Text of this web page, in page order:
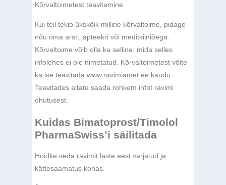
Kõrvaltoimetest teavitamine
Kui teil tekib ükskõik milline kõrvaltoime, pidage
nõu oma arsti, apteekri või meditsiiniõega.
Kõrvaltoime võib olla ka selline, mida selles
infolehes ei ole nimetatud. Kõrvaltoimetest võite
ka ise teavitada www.ravimiamet.ee kaudu.
Teavitades aitate saada rohkem infot ravimi
ohutusest.
Kuidas Bimatoprost/Timolol
PharmaSwiss’i säilitada
Hoidke seda ravimit laste eest varjatud ja
kättesaamatus kohas.